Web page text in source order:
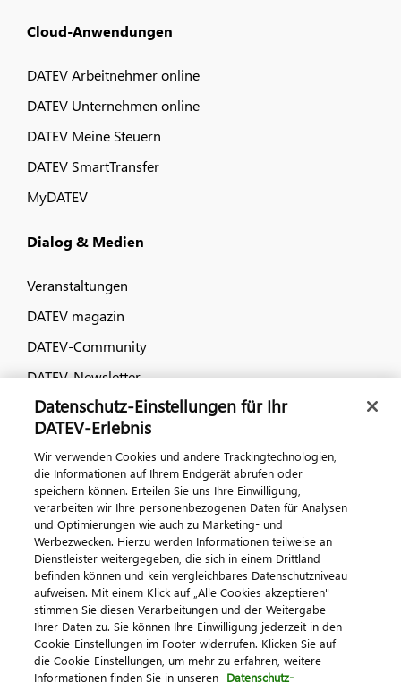
Cloud-Anwendungen
DATEV Arbeitnehmer online
DATEV Unternehmen online
DATEV Meine Steuern
DATEV SmartTransfer
MyDATEV
Dialog & Medien
Veranstaltungen
DATEV magazin
DATEV-Community
DATEV-Newsletter
Kontaktieren Sie uns
© 2026 DATEV eG
ImpressumDatenschutzAGB Kontakt
Cookie-Einstellungen
Datenschutz-Einstellungen für Ihr
DATEV-Erlebnis
Wir verwenden Cookies und andere Trackingtechnologien,
die Informationen auf Ihrem Endgerät abrufen oder
speichern können. Erteilen Sie uns Ihre Einwilligung,
verarbeiten wir Ihre personenbezogenen Daten für Analysen
und Optimierungen wie auch zu Marketing- und
Werbezwecken. Hierzu werden Informationen teilweise an
Dienstleister weitergegeben, die sich in einem Drittland
befinden können und kein vergleichbares Datenschutzniveau
aufweisen. Mit einem Klick auf „Alle Cookies akzeptieren"
stimmen Sie diesen Verarbeitungen und der Weitergabe
Ihrer Daten zu. Sie können Ihre Einwilligung jederzeit in den
Cookie-Einstellungen im Footer widerrufen. Klicken Sie auf
die Cookie-Einstellungen, um mehr zu erfahren, weitere
Informationen finden Sie in unseren Datenschutz-